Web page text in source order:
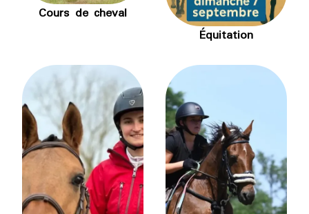
Cours de cheval
Équitation